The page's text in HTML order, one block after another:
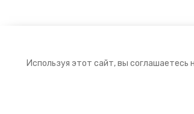
Используя этот сайт, вы